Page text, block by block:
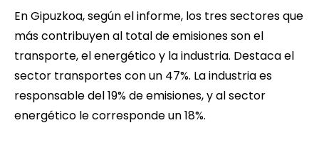
En Gipuzkoa, según el informe, los tres sectores que
más contribuyen al total de emisiones son el
transporte, el energético y la industria. Destaca el
sector transportes con un 47%. La industria es
responsable del 19% de emisiones, y al sector
energético le corresponde un 18%.